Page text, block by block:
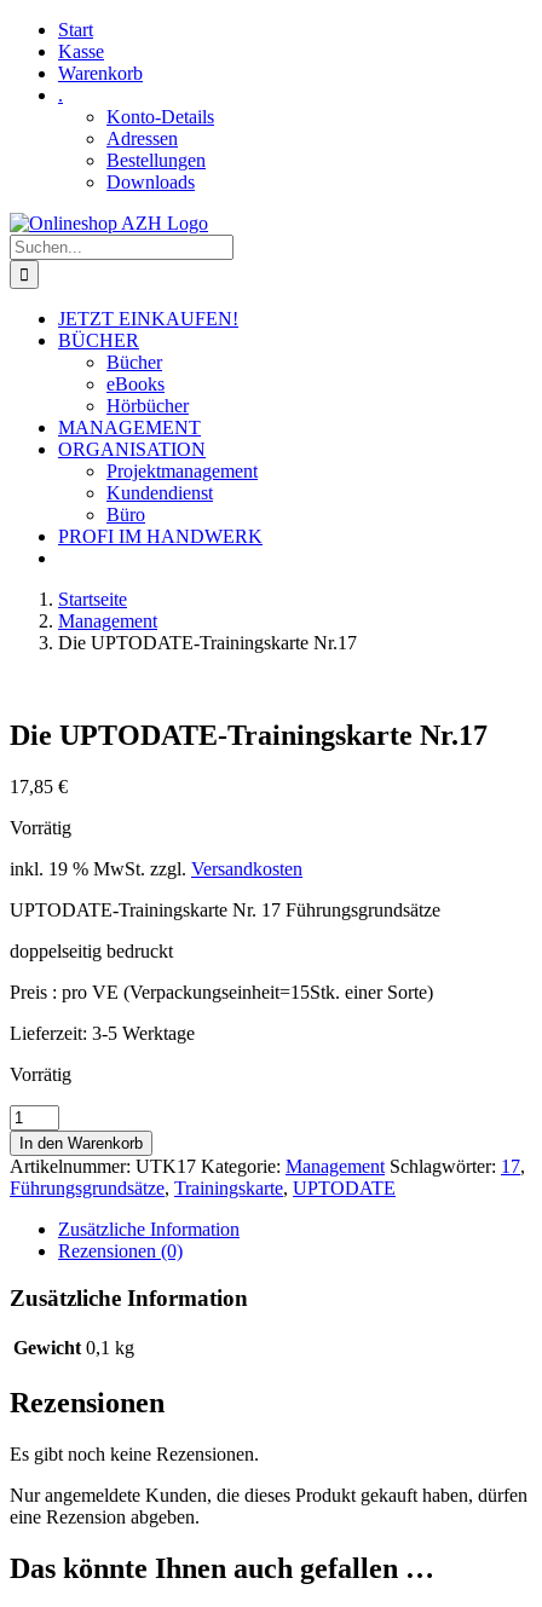
Skip
content
Facebook
YouTubeStart
Kasse
Warenkorb
.
Konto-Details
Adressen
Bestellungen
Downloads
Suche
nach:
JETZT EINKAUFEN!
BÜCHER
Bücher
eBooks
Hörbücher
MANAGEMENT
ORGANISATION
Projektmanagement
Kundendienst
Büro
PROFI IM HANDWERK
Startseite
Management
Die UPTODATE-Trainingskarte Nr.17
Die UPTODATE-Trainingskarte Nr.17
17,85 €
Vorrätig
inkl. 19 % MwSt. zzgl. Versandkosten
UPTODATE-Trainingskarte Nr. 17 Führungsgrundsätze
doppelseitig bedruckt
Preis : pro VE (Verpackungseinheit=15Stk. einer Sorte)
Lieferzeit: 3-5 Werktage
Vorrätig
Die
UPTODATE-
Trainingskarte
Nr.17
Menge
In den Warenkorb
Artikelnummer: UTK17 Kategorie: Management Schlagwörter: 17,
Führungsgrundsätze, Trainingskarte, UPTODATE
Zusätzliche Information
Rezensionen (0)
Zusätzliche Information
Gewicht 0,1 kg
Rezensionen
Es gibt noch keine Rezensionen.
Nur angemeldete Kunden, die dieses Produkt gekauft haben, dürfen
eine Rezension abgeben.
Das könnte Ihnen auch gefallen …